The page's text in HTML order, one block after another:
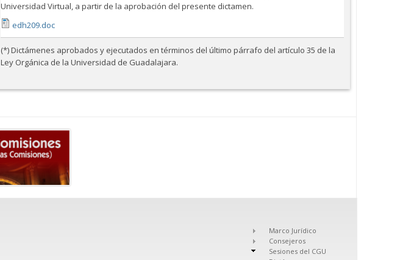
Universidad Virtual, a partir de la aprobación del presente dictamen.
edh209.doc
(*) Dictámenes aprobados y ejecutados en términos del último párrafo del artículo 35 de la
Ley Orgánica de la Universidad de Guadalajara.
Marco Jurídico
Consejeros
Sesiones del CGU